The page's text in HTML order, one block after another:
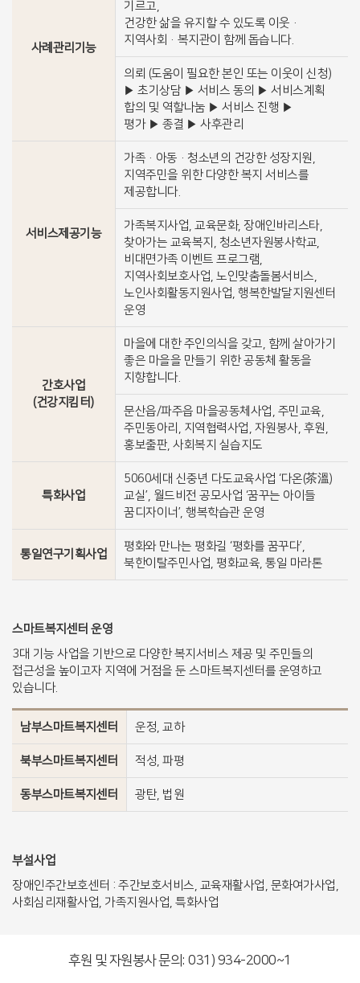
사례관리기능
기르고,
건강한 삶을 유지할 수 있도록 이웃·
지역사회·복지관이 함께 돕습니다.
의뢰 (도움이 필요한 본인 또는 이웃이 신청)
▶ 초기상담 ▶ 서비스 동의 ▶ 서비스계획
합의 및 역할나눔 ▶ 서비스 진행 ▶
평가 ▶ 종결 ▶ 사후관리
서비스제공기능
가족·아동·청소년의 건강한 성장지원,
지역주민을 위한 다양한 복지 서비스를
제공합니다.
가족복지사업, 교육문화, 장애인바리스타,
찾아가는 교육복지, 청소년자원봉사학교,
비대면가족 이벤트 프로그램,
지역사회보호사업, 노인맞춤돌봄서비스,
노인사회활동지원사업, 행복한발달지원센터
운영
간호사업
(건강지킴터)
마을에 대한 주인의식을 갖고, 함께 살아가기
좋은 마을을 만들기 위한 공동체 활동을
지향합니다.
문산읍/파주읍 마을공동체사업, 주민교육,
주민동아리, 지역협력사업, 자원봉사, 후원,
홍보출판, 사회복지 실습지도
특화사업
5060세대 신중년 다도교육사업 ‘다온(茶溫)
교실’, 월드비전 공모사업 ‘꿈꾸는 아이들
꿈디자이너’, 행복학습관 운영
통일연구기획사업
평화와 만나는 평화길 ‘평화를 꿈꾸다’,
북한이탈주민사업, 평화교육, 통일 마라톤
스마트복지센터 운영
3대 기능 사업을 기반으로 다양한 복지서비스 제공 및 주민들의
접근성을 높이고자 지역에 거점을 둔 스마트복지센터를 운영하고
있습니다.
남부스마트복지센터 운정, 교하
북부스마트복지센터 적성, 파평
동부스마트복지센터 광탄, 법원
부설사업
장애인주간보호센터 : 주간보호서비스, 교육재활사업, 문화여가사업,
사회심리재활사업, 가족지원사업, 특화사업
후원 및 자원봉사 문의: 031) 934-2000~1